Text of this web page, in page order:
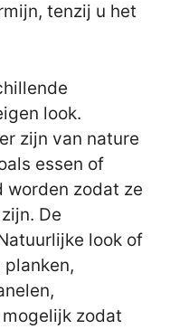
tenzij u het
look.
zijn van nature
essen of
worden zodat ze
De
look of
planken,
zodat